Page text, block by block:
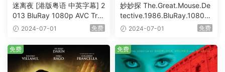
迷离夜 [港版粤语 中英字幕] 2
013 BluRay 1080p AVC Tru
eHD5.1 [BDISO 22.64GB]
2024-07-01 免费
妙妙探 The.Great.Mouse.De
tective.1986.BluRay.1080p.
AVC.DTS-HD.MA.5.1-HDHo
2024-07-01 免费
免费 免费